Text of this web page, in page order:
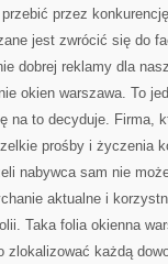
przez
jest zwrócić się do
dobrej reklamy dla
okien warszawa. To
na to decyduje. Firma,
prośby i życzenia
nabywca sam nie
aktualne i
Taka folia okienna
zlokalizować każdą